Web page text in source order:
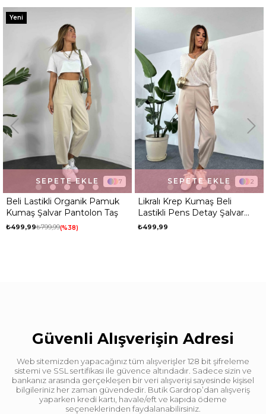
Kalıp
Günlük
7
Beli Lastikli Organik Pamuk
Kumaş Şalvar Pantolon Taş
₺499,99₺799,99 %38
SEPETE EKLE
Yeni
2
Likralı Krep Kumaş Beli
Lastikli Pens Detay Şalvar
Pantolon Taş
₺499,99
SEPETE EKLE
Güvenli Alışverişin Adresi
Web sitemizden yapacağınız tüm alışverişler 128 bit şifreleme
sistemi ve SSL sertifikası ile güvence altındadır. Sadece sizin ve
bankanız arasında gerçekleşen bir veri alışverişi sayesinde kişisel
bilgileriniz her zaman güvendedir. Butik Gardrop’dan alışveriş
yaparken kredi kartı, havale/eft ve kapıda ödeme
seçeneklerinden faydalanabilirsiniz.